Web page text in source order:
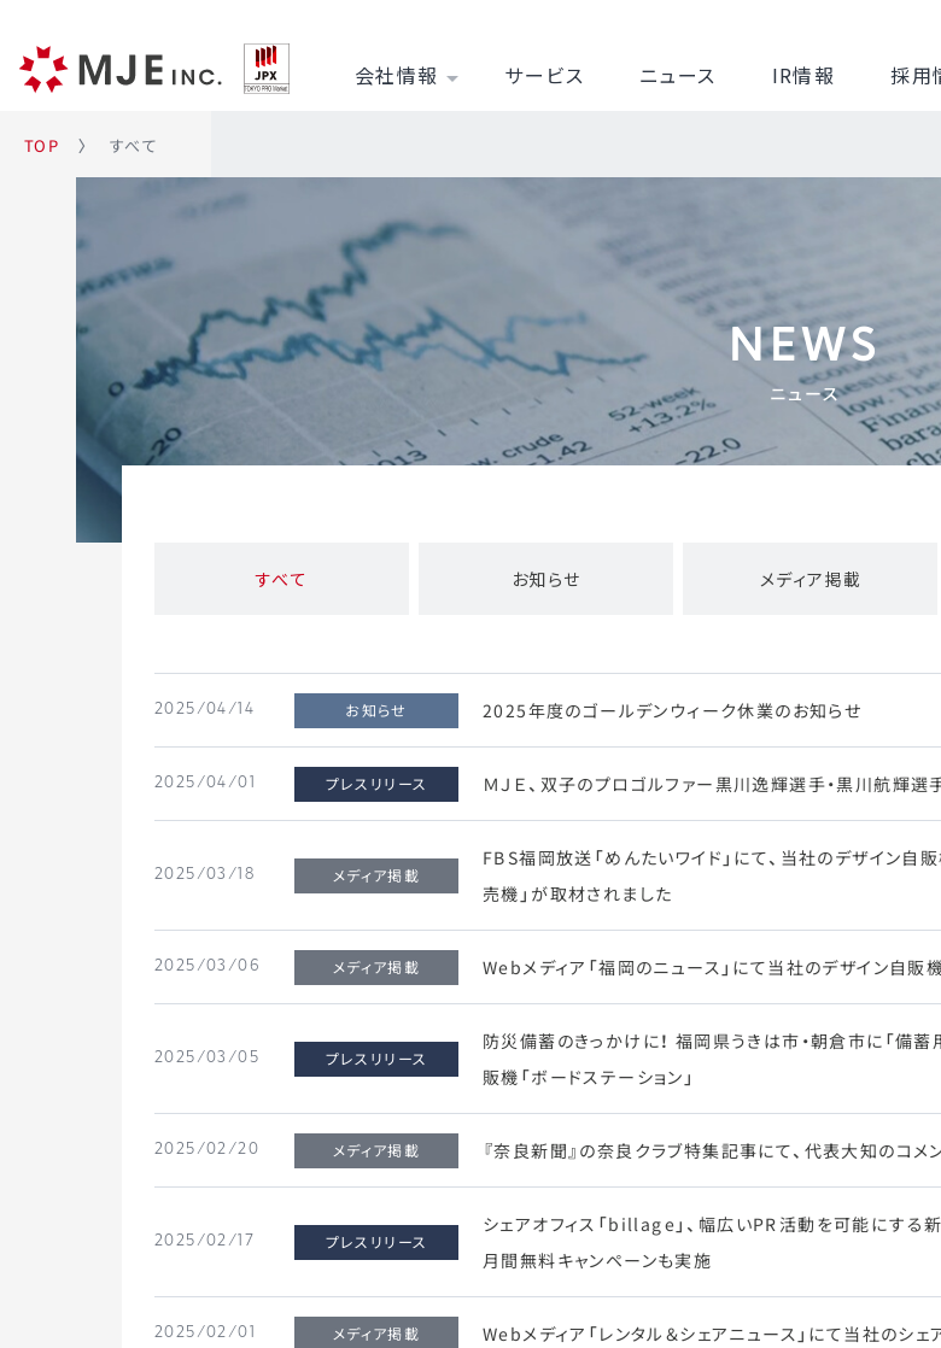
会社情報 arrow_drop_down サービス ニュース IR情報 採用
TOP 〉 すべて
NEWS
ニュース
すべて お知らせ メディア掲載
2025/04/14 お知らせ 2025年度のゴールデンウィーク休業のお知らせ
2025/04/01 プレスリリース ＭＪＥ、双子のプロゴルファー黒川逸輝選手・黒川航輝
2025/03/18 メディア掲載
FBS福岡放送「めんたいワイド」にて、当社のデザイン自
売機」が取材されました
2025/03/06 メディア掲載 Webメディア「福岡のニュース」にて当社のデザイン自販
2025/03/05 プレスリリース
防災備蓄のきっかけに！ 福岡県うきは市・朝倉市に「備
販機「ボードステーション」
2025/02/20 メディア掲載 『奈良新聞』の奈良クラブ特集記事にて、代表大知のコメ
2025/02/17 プレスリリース
シェアオフィス「billage」、幅広いPR活動を可能にす
月間無料キャンペーンも実施
2025/02/01 メディア掲載 Webメディア「レンタル＆シェアニュース」にて当社の